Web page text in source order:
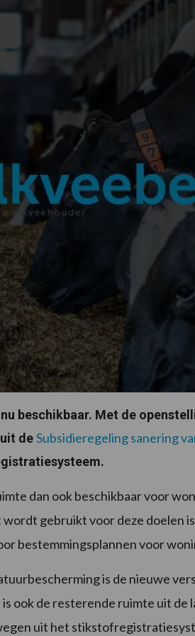
beschikbaar. Met de
deSubsidieregeling sanering
dan ook beschikbaar voor
gebruikt voor deze doelen
bestemmingsplannen voor
is de nieuwe
ook de resterende ruimte uit de
uit het